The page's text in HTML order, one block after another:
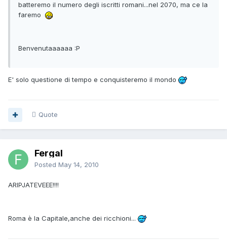
batteremo il numero degli iscritti romani...nel 2070, ma ce la
faremo
Benvenutaaaaaa :P
E' solo questione di tempo e conquisteremo il mondo
Quote
Fergal
Posted May 14, 2010
ARIPJATEVEEE!!!!
Roma è la Capitale,anche dei ricchioni...